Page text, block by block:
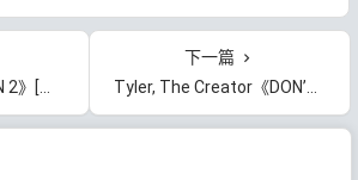
云网盘下载
下一篇
Tyler, The Creator《DON’T TAP THE GLASS》[无损FLAC/MP3/406MB]百度云网盘下载